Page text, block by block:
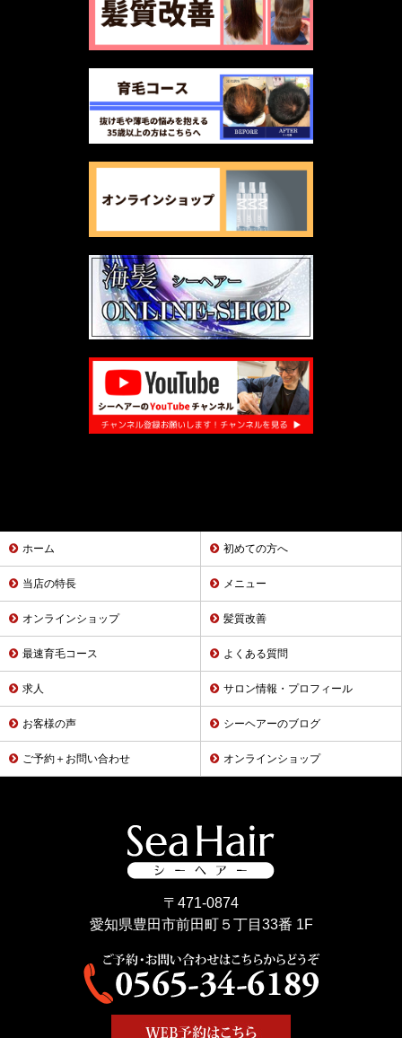
ホーム 初めての方へ
当店の特長 メニュー
オンラインショップ 髪質改善
最速育毛コース よくある質問
求人 サロン情報・プロフィール
お客様の声 シーヘアーのブログ
ご予約＋お問い合わせ オンラインショップ
〒471-0874
愛知県豊田市前田町５丁目33番 1F